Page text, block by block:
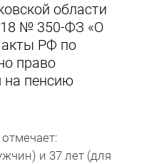
области
№ 350-ФЗ «О
акты РФ по
право
на пенсию
отмечает:
и 37 лет (для